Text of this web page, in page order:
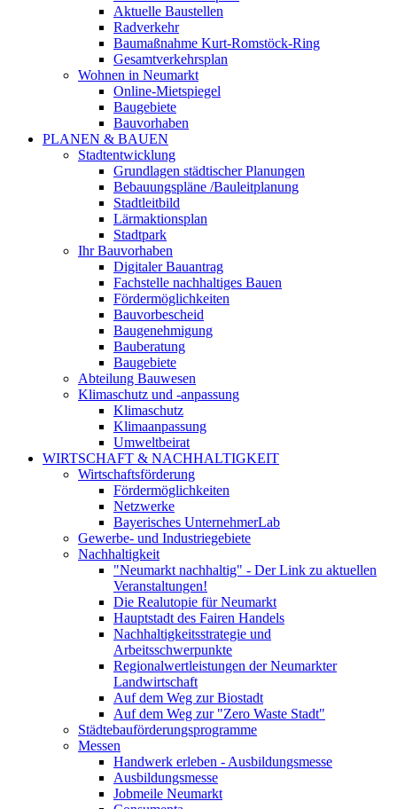
Aktuelle Baustellen
Radverkehr
Baumaßnahme Kurt-Romstöck-Ring
Gesamtverkehrsplan
Wohnen in Neumarkt
Online-Mietspiegel
Baugebiete
Bauvorhaben
PLANEN & BAUEN
Stadtentwicklung
Grundlagen städtischer Planungen
Bebauungspläne /Bauleitplanung
Stadtleitbild
Lärmaktionsplan
Stadtpark
Ihr Bauvorhaben
Digitaler Bauantrag
Fachstelle nachhaltiges Bauen
Fördermöglichkeiten
Bauvorbescheid
Baugenehmigung
Bauberatung
Baugebiete
Abteilung Bauwesen
Klimaschutz und -anpassung
Klimaschutz
Klimaanpassung
Umweltbeirat
WIRTSCHAFT & NACHHALTIGKEIT
Wirtschaftsförderung
Fördermöglichkeiten
Netzwerke
Bayerisches UnternehmerLab
Gewerbe- und Industriegebiete
Nachhaltigkeit
"Neumarkt nachhaltig" - Der Link zu aktuellen
Veranstaltungen!
Die Realutopie für Neumarkt
Hauptstadt des Fairen Handels
Nachhaltigkeitsstrategie und
Arbeitsschwerpunkte
Regionalwertleistungen der Neumarkter
Landwirtschaft
Auf dem Weg zur Biostadt
Auf dem Weg zur "Zero Waste Stadt"
Städtebauförderungsprogramme
Messen
Handwerk erleben - Ausbildungsmesse
Ausbildungsmesse
Jobmeile Neumarkt